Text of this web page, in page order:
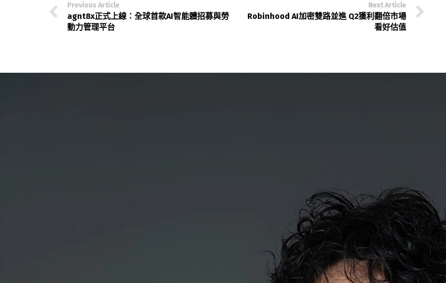
Previous Article
agnt8x正式上線：全球首款AI智能體招募與勞
動力管理平台
Next Article
Robinhood AI加密雙路並進 Q2獲利翻倍市場
看好估值